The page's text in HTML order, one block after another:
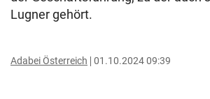
Lugner gehört.
Adabei Österreich 01.10.2024 09:39